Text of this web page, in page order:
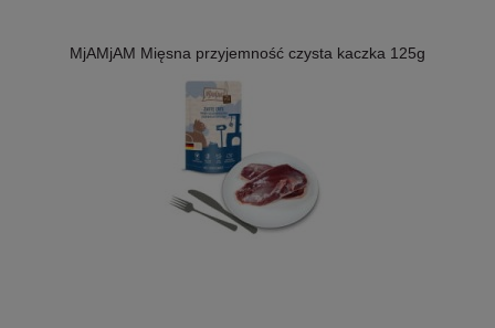
MjAMjAM Mięsna przyjemność czysta kaczka 125g